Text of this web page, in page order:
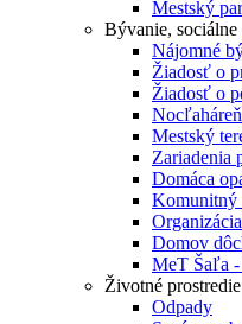
Mestský
Bývanie, sociálne
Nájomné
Žiadosť o
Žiadosť o
Mestský
Zariadenia
Domáca
Komunitný
Domov
MeT Šaľa -
Životné prostredie
Odpady